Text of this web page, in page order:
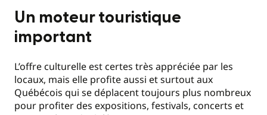
Un moteur touristique
important
L’offre culturelle est certes très appréciée par les
locaux, mais elle profite aussi et surtout aux
Québécois qui se déplacent toujours plus nombreux
pour profiter des expositions, festivals, concerts et